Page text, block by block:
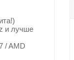
и лучше
/ AMD